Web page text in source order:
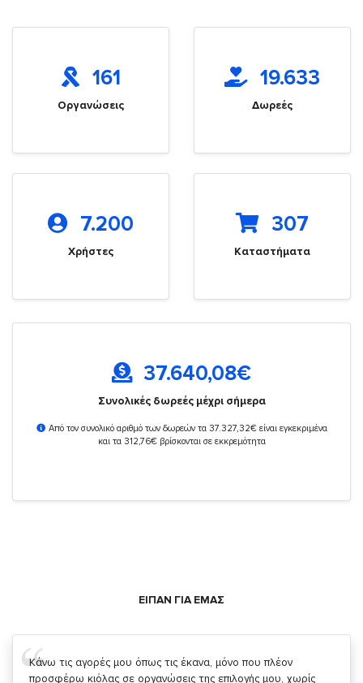
161
Οργανώσεις
19.633
Δωρεές
7.200
Χρήστες
307
Καταστήματα
37.640,08€
Συνολικές δωρεές μέχρι σήμερα
Από τον συνολικό αριθμό των δωρεών τα 37.327,32€ είναι εγκεκριμένα
και τα 312,76€ βρίσκονται σε εκκρεμότητα
ΕΙΠΑΝ ΓΙΑ ΕΜΑΣ
Σας ευχαριστώ που μας δίνετε την δυνατότητα να κάνουμε
κάτι!